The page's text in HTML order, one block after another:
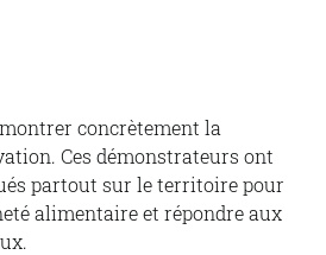
concrètement la
Ces démonstrateurs ont
partout sur le territoire pour
alimentaire et répondre aux